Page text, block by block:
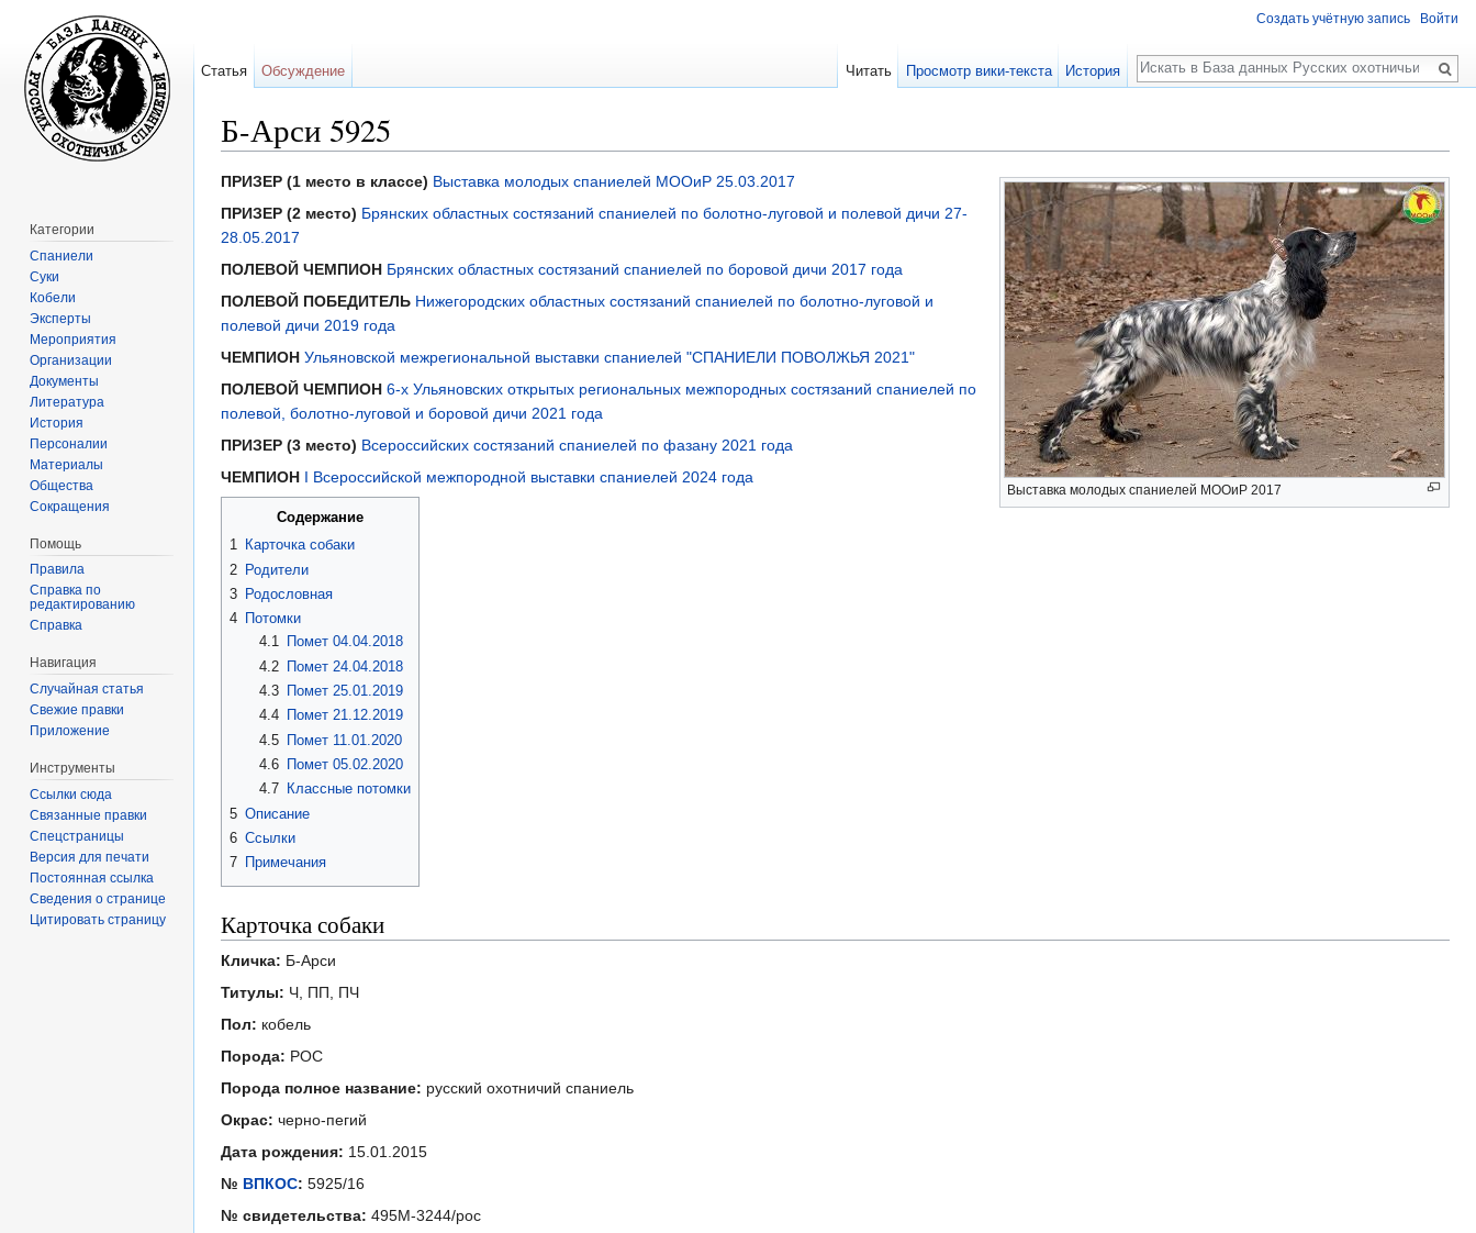
Б-Арси 5925
Выставка молодых спаниелей МООиР 2017
ПРИЗЕР (1 место в классе) Выставка молодых спаниелей МООиР 25.03.2017
ПРИЗЕР (2 место) Брянских областных состязаний спаниелей по болотно-луговой и полевой дичи 27-
28.05.2017
ПОЛЕВОЙ ЧЕМПИОН Брянских областных состязаний спаниелей по боровой дичи 2017 года
ПОЛЕВОЙ ПОБЕДИТЕЛЬ Нижегородских областных состязаний спаниелей по болотно-луговой и
полевой дичи 2019 года
ЧЕМПИОН Ульяновской межрегиональной выставки спаниелей "СПАНИЕЛИ ПОВОЛЖЬЯ 2021"
ПОЛЕВОЙ ЧЕМПИОН 6-х Ульяновских открытых региональных межпородных состязаний спаниелей по
полевой, болотно-луговой и боровой дичи 2021 года
ПРИЗЕР (3 место) Всероссийских состязаний спаниелей по фазану 2021 года
ЧЕМПИОН I Всероссийской межпородной выставки спаниелей 2024 года
Содержание
1 Карточка собаки
2 Родители
3 Родословная
4 Потомки
4.1
Помет 04.04.2018
4.2
Помет 24.04.2018
4.3
Помет 25.01.2019
4.4
Помет 21.12.2019
4.5 Помет 11.01.2020
4.6
Помет 05.02.2020
4.7
Классные потомки
5 Описание
6 Ссылки
7 Примечания
Карточка собаки
Кличка: Б-Арси
Титулы: Ч, ПП, ПЧ
Пол: кобель
Порода: РОС
Порода полное название: русский охотничий спаниель
Окрас: черно-пегий
Дата рождения: 15.01.2015
№ ВПКОС: 5925/16
№ свидетельства: 495М-3244/рос
Создать учётную запись Войти
Статья Обсуждение Читать Просмотр вики-текста История
Поиск
Категории
Спаниели
Суки
Кобели
Эксперты
Мероприятия
Организации
Документы
Литература
История
Персоналии
Материалы
Общества
Сокращения
Помощь
Правила
Справка по
редактированию
Справка
Навигация
Случайная статья
Свежие правки
Приложение
Инструменты
Ссылки сюда
Связанные правки
Спецстраницы
Версия для печати
Постоянная ссылка
Сведения о странице
Цитировать страницу